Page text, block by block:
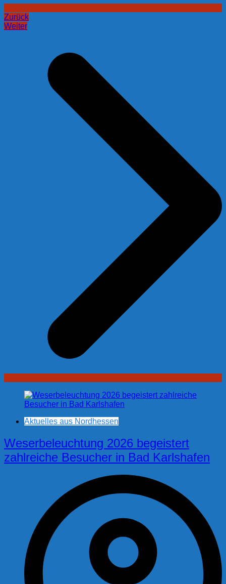
Zurück
Weiter
Aktuelles aus Nordhessen
Weserbeleuchtung 2026 begeistert
zahlreiche Besucher in Bad Karlshafen